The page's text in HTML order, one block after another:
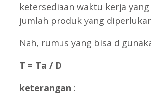
ketersediaan waktu kerja
jumlah produk yang
Nah, rumus yang bisa
T = Ta / D
keterangan :